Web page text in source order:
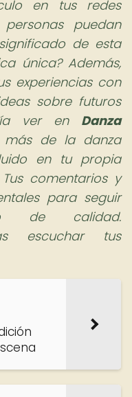
en tus redes
puedan
de esta
única? Además,
experiencias con
sobre futuros
ver en Danza
más de la danza
en tu propia
comentarios y
para seguir
de calidad.
escuchar tus